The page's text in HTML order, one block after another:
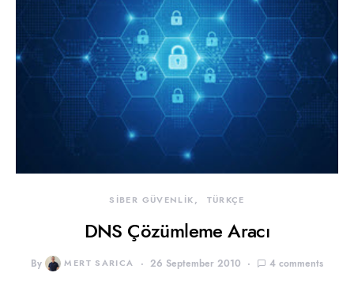
SİBER GÜVENLİK TÜRKÇE
DNS Çözümleme Aracı
By MERT SARICA 26 September 2010 4 comments